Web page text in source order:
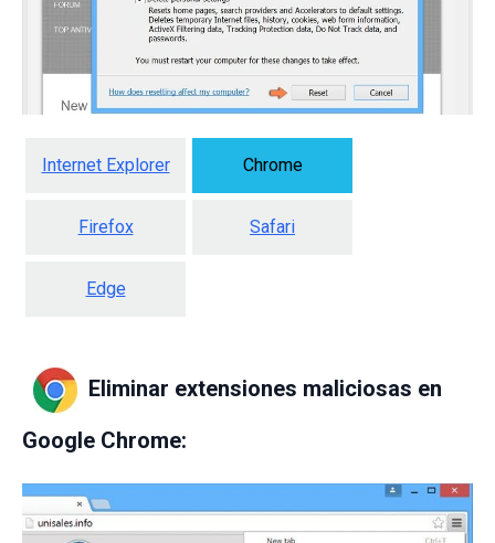
Internet Explorer Chrome
Firefox Safari
Edge
Eliminar extensiones maliciosas en
Google Chrome: